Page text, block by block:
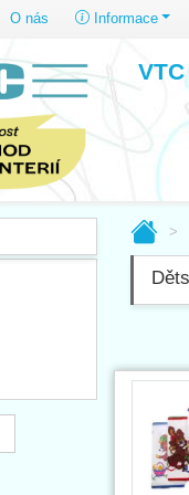
O nás Informace